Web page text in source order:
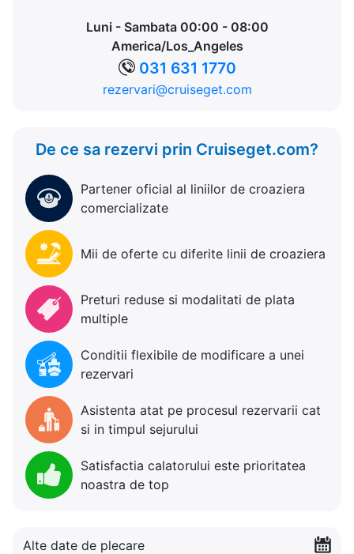
Luni - Sambata 00:00 - 08:00
America/Los_Angeles
031 631 1770
rezervari@cruiseget.com
De ce sa rezervi prin Cruiseget.com?
Partener oficial al liniilor de croaziera
comercializate
Mii de oferte cu diferite linii de croaziera
Preturi reduse si modalitati de plata
multiple
Conditii flexibile de modificare a unei
rezervari
Asistenta atat pe procesul rezervarii cat
si in timpul sejurului
Satisfactia calatorului este prioritatea
noastra de top
Alte date de plecare